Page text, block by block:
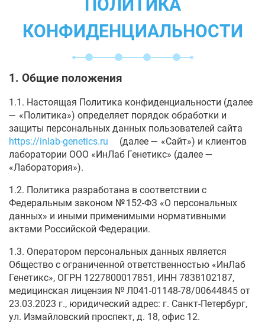
ПОЛИТИКА
КОНФИДЕНЦИАЛЬНОСТИ
1. Общие положения
1.1. Настоящая Политика конфиденциальности (далее
— «Политика») определяет порядок обработки и
защиты персональных данных пользователей сайта
https://inlab-genetics.ru
(далее — «Сайт») и клиентов
лаборатории ООО «ИнЛаб Генетикс» (далее —
«Лаборатория»).
1.2. Политика разработана в соответствии с
Федеральным законом № 152-ФЗ «О персональных
данных» и иными применимыми нормативными
актами Российской Федерации.
1.3. Оператором персональных данных является
Общество с ограниченной ответственностью «ИнЛаб
Генетикс», ОГРН 1227800017851, ИНН 7838102187,
медицинская лицензия № Л041-01148-78/00644845 от
23.03.2023 г., юридический адрес: г. Санкт-Петербург,
ул. Измайловский проспект, д. 18, офис 12.